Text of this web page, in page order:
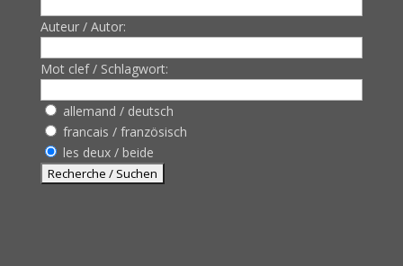
Auteur / Autor:
Mot clef / Schlagwort:
allemand / deutsch
francais / französisch
les deux / beide